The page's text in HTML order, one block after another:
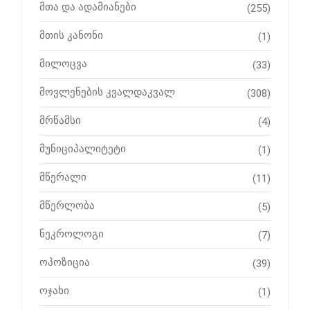
მთა და ადამიანები (255)
მთის კანონი (1)
მილოცვა (33)
მოვლენების კვალდაკვალ (308)
მრწამსი (4)
მუნიციპალიტეტი (1)
მწერალი (11)
მწერლობა (5)
ნეკროლოგი (7)
ოპოზიცია (39)
ოჯახი (1)